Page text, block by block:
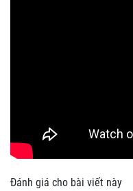
Đánh giá cho bài viết này